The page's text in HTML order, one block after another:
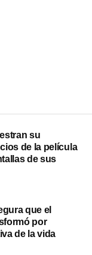
su
de la película
de sus
que el
por
de la vida